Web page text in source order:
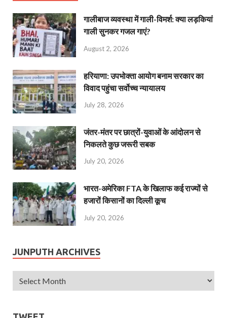
गालीबाज व्‍यवस्‍था में गाली-विमर्श: क्या लड़कियां
गाली सुनकर गजल गाएं?
August 2, 2026
हरियाणा: उपभोक्ता आयोग बनाम सरकार का
विवाद पहुंचा सर्वोच्च न्यायालय
July 28, 2026
जंतर-मंतर पर छात्रों-युवाओं के आंदोलन से
निकलते कुछ जरूरी सबक
July 20, 2026
भारत-अमेरिका FTA के खिलाफ कई राज्यों से
हजारों किसानों का दिल्ली कूच
July 20, 2026
JUNPUTH ARCHIVES